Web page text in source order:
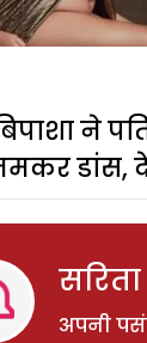
ने
डांस,
अपनी